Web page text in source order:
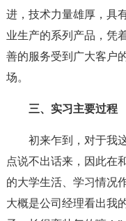
进，技术力量雄厚，具
业生产的系列产品，凭
善的服务受到广大客户
场。
三、实习主要过程
初来乍到，对于我
点说不出话来，因此在
的大学生活、学习情况
大概是公司经理看出我